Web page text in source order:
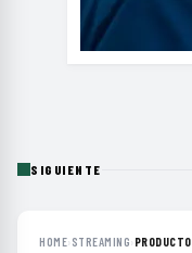
SIGUIENTE
HOME› STREAMING›